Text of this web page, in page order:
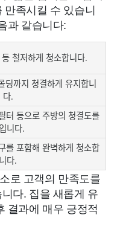
만족시킬 수 있습니
과 같습니다:
철저하게 청소합니다.
딩까지 청결하게 유지합니
다.
터 등으로 주방의 청결도를
니다.
를 포함해 완벽하게 청소합
니다.
로 고객의 만족도를
다. 집을 새롭게 유
결과에 매우 긍정적